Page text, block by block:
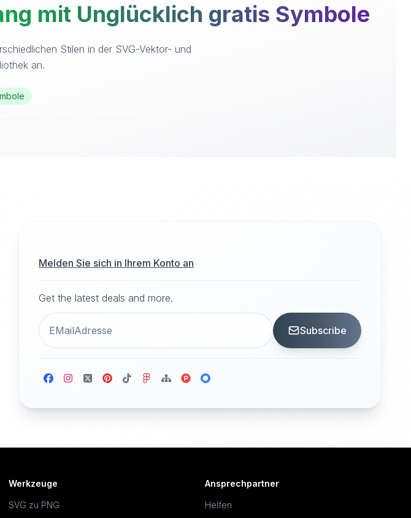
mit Unglücklich gratis Symbole
Stilen in der SVG-Vektor- und
an.
Melden Sie sich in Ihrem Konto an
Get the latest deals and more.
Subscribe
Werkzeuge
SVG zu PNG
Ansprechpartner
Helfen